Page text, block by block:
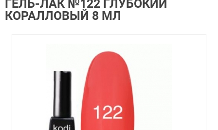
ГЕЛЬ-ЛАК №122 ГЛУБОКИЙ
КОРАЛЛОВЫЙ 8 МЛ